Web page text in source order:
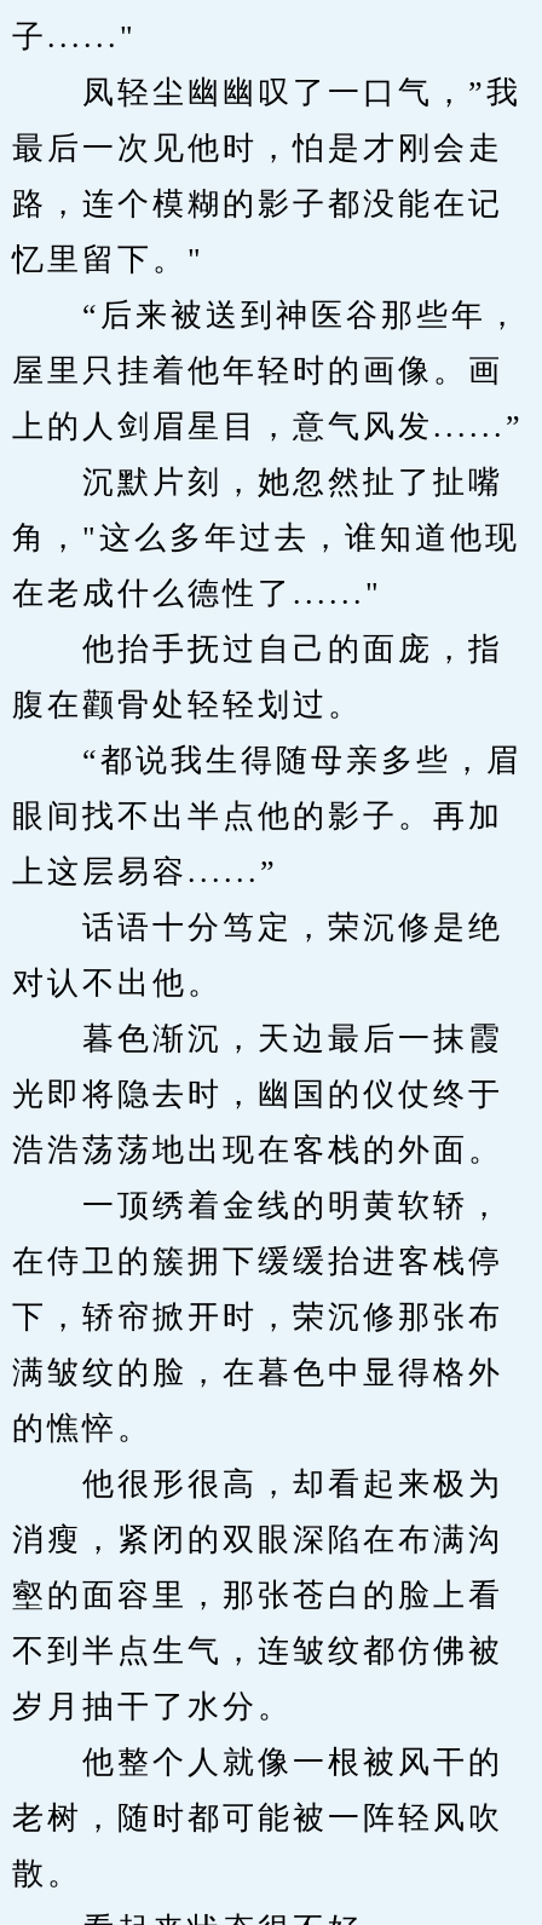
子......"
凤轻尘幽幽叹了一口气，”我
最后一次见他时，怕是才刚会走
路，连个模糊的影子都没能在记
忆里留下。"
“后来被送到神医谷那些年，
屋里只挂着他年轻时的画像。画
上的人剑眉星目，意气风发......”
沉默片刻，她忽然扯了扯嘴
角，"这么多年过去，谁知道他现
在老成什么德性了......"
他抬手抚过自己的面庞，指
腹在颧骨处轻轻划过。
“都说我生得随母亲多些，眉
眼间找不出半点他的影子。再加
上这层易容......”
话语十分笃定，荣沉修是绝
对认不出他。
暮色渐沉，天边最后一抹霞
光即将隐去时，幽国的仪仗终于
浩浩荡荡地出现在客栈的外面。
一顶绣着金线的明黄软轿，
在侍卫的簇拥下缓缓抬进客栈停
下，轿帘掀开时，荣沉修那张布
满皱纹的脸，在暮色中显得格外
的憔悴。
他很形很高，却看起来极为
消瘦，紧闭的双眼深陷在布满沟
壑的面容里，那张苍白的脸上看
不到半点生气，连皱纹都仿佛被
岁月抽干了水分。
他整个人就像一根被风干的
老树，随时都可能被一阵轻风吹
散。